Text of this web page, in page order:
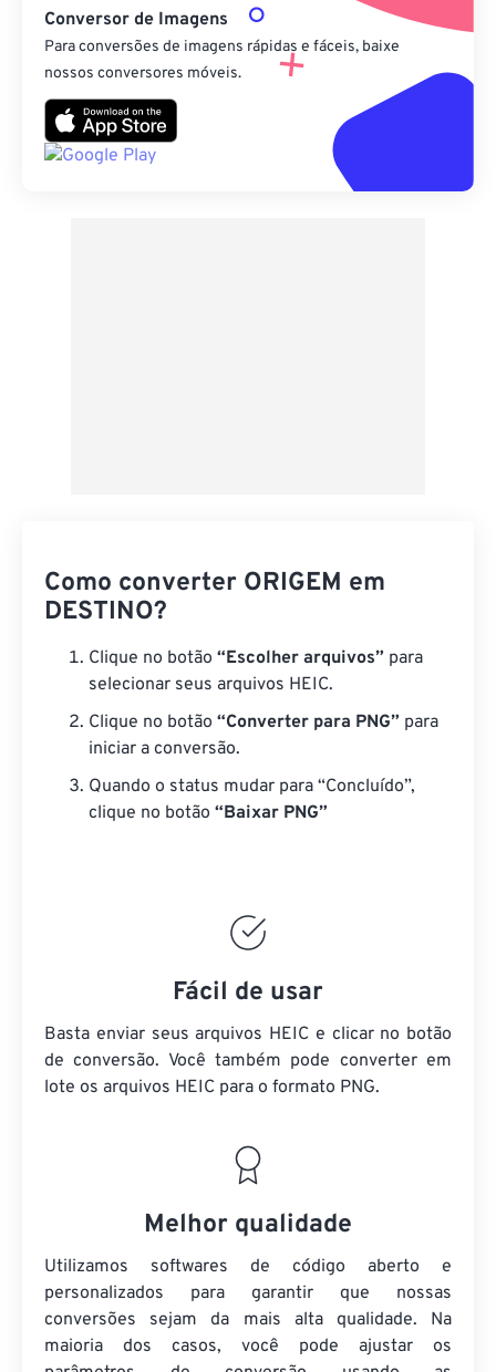
Conversor de Imagens
Para conversões de imagens rápidas e fáceis, baixe
nossos conversores móveis.
Como converter ORIGEM em
DESTINO?
Clique no botão “Escolher arquivos” para
selecionar seus arquivos HEIC.
Clique no botão “Converter para PNG” para
iniciar a conversão.
Quando o status mudar para “Concluído”,
clique no botão “Baixar PNG”
Fácil de usar
Basta enviar seus arquivos HEIC e clicar no botão
de conversão. Você também pode converter em
lote os arquivos HEIC para o formato PNG.
Melhor qualidade
Utilizamos softwares de código aberto e
personalizados para garantir que nossas
conversões sejam da mais alta qualidade. Na
maioria dos casos, você pode ajustar os